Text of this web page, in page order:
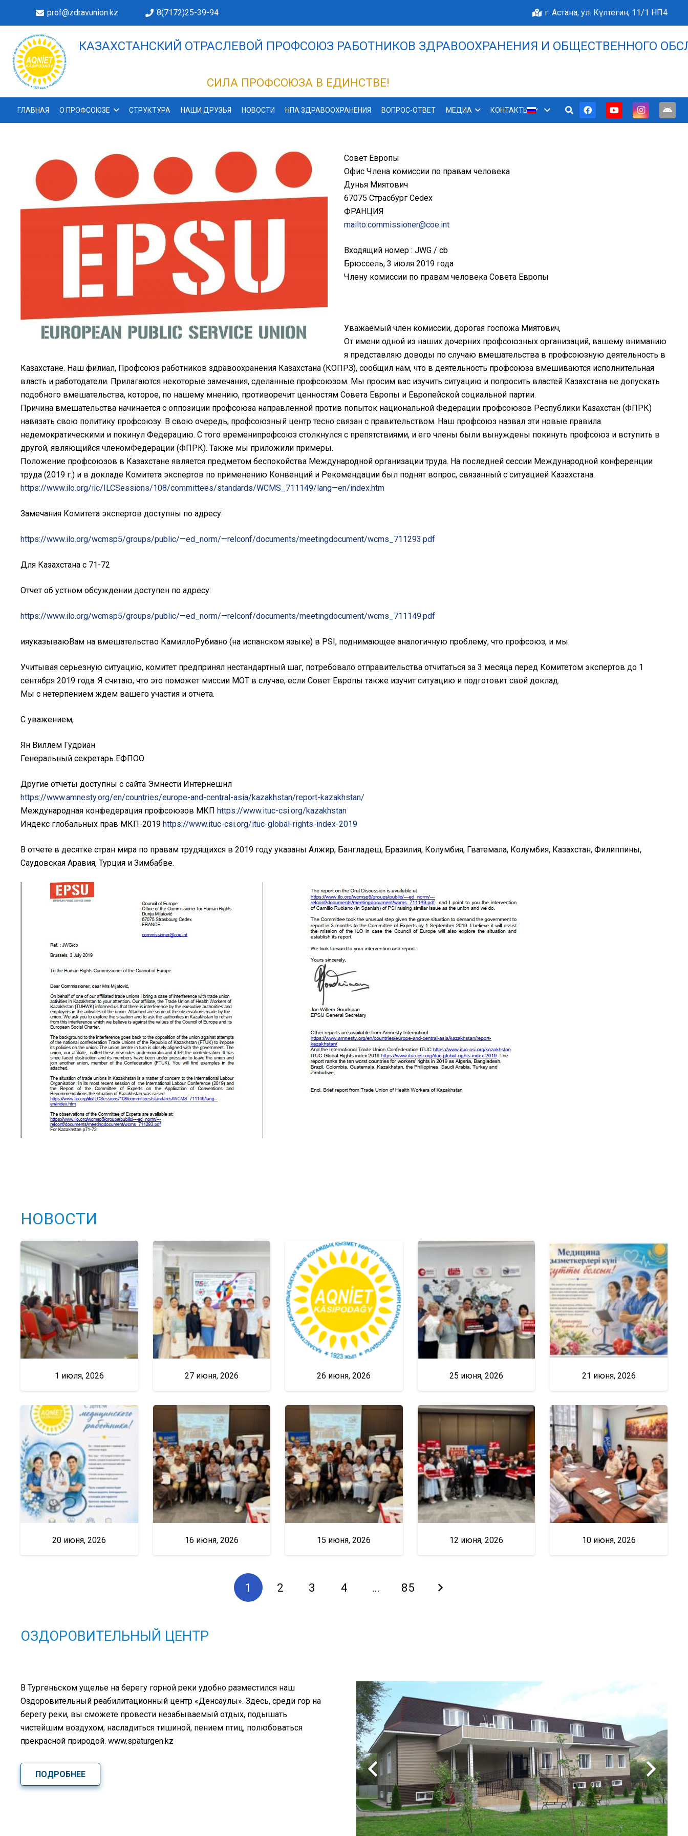
prof@zdravunion.kz 8(7172)25-39-94 г. Астана, ул. Күлтегин, 11/1 НП4
КАЗАХСТАНСКИЙ ОТРАСЛЕВОЙ ПРОФСОЮЗ РАБОТНИКОВ ЗДРАВООХРАНЕНИЯ И ОБЩЕСТВЕННОГО
СИЛА ПРОФСОЮЗА В ЕДИНСТВЕ!
ГЛАВНАЯ О ПРОФСОЮЗЕ СТРУКТУРА НАШИ ДРУЗЬЯ НОВОСТИ НПА ЗДРАВООХРАНЕНИЯ ВОПРОС-ОТВЕТ МЕДИА КОНТАКТЫ
Совет Европы
Офис Члена комиссии по правам человека
Дунья Миятович
67075 Страсбург Cedex
ФРАНЦИЯ
mailto:commissioner@coe.int
Входящий номер : JWG / cb
Брюссель, 3 июля 2019 года
Члену комиссии по правам человека Совета Европы
Уважаемый член комиссии, дорогая госпожа Миятович,
От имени одной из наших дочерних профсоюзных организаций, вашему вниманию
я представляю доводы по случаю вмешательства в профсоюзную деятельность в
Казахстане. Наш филиал, Профсоюз работников здравоохранения Казахстана (КОПРЗ), сообщил нам, что в деятельность профсоюза вмешиваются исполнительная
власть и работодатели. Прилагаются некоторые замечания, сделанные профсоюзом. Мы просим вас изучить ситуацию и попросить властей Казахстана не допускать
подобного вмешательства, которое, по нашему мнению, противоречит ценностям Совета Европы и Европейской социальной партии.
Причина вмешательства начинается с оппозиции профсоюза направленной против попыток национальной Федерации профсоюзов Республики Казахстан (ФПРК)
навязать свою политику профсоюзу. В свою очередь, профсоюзный центр тесно связан с правительством. Наш профсоюз назвал эти новые правила
недемократическими и покинул Федерацию. С того временипрофсоюз столкнулся с препятствиями, и его члены были вынуждены покинуть профсоюз и вступить в
другой, являющийся членомФедерации (ФПРК). Также мы приложили примеры.
Положение профсоюзов в Казахстане является предметом беспокойства Международной организации труда. На последней сессии Международной конференции
труда (2019 г.) и в докладе Комитета экспертов по применению Конвенций и Рекомендации был поднят вопрос, связанный с ситуацией Казахстана.
https://www.ilo.org/ilc/ILCSessions/108/committees/standards/WCMS_711149/lang—en/index.htm
Замечания Комитета экспертов доступны по адресу:
https://www.ilo.org/wcmsp5/groups/public/—ed_norm/—relconf/documents/meetingdocument/wcms_711293.pdf
Для Казахстана с 71-72
Отчет об устном обсуждении доступен по адресу:
https://www.ilo.org/wcmsp5/groups/public/—ed_norm/—relconf/documents/meetingdocument/wcms_711149.pdf
ияуказываюВам на вмешательство КамиллоРубиано (на испанском языке) в PSI, поднимающее аналогичную проблему, что профсоюз, и мы.
Учитывая серьезную ситуацию, комитет предпринял нестандартный шаг, потребовало отправительства отчитаться за 3 месяца перед Комитетом экспертов до 1
сентября 2019 года. Я считаю, что это поможет миссии МОТ в случае, если Совет Европы также изучит ситуацию и подготовит свой доклад.
Мы с нетерпением ждем вашего участия и отчета.
С уважением,
Ян Виллем Гудриан
Генеральный секретарь ЕФПОО
Другие отчеты доступны с сайта Эмнести Интернешнл
https://www.amnesty.org/en/countries/europe-and-central-asia/kazakhstan/report-kazakhstan/
Международная конфедерация профсоюзов МКП https://www.ituc-csi.org/kazakhstan
Индекс глобальных прав МКП-2019 https://www.ituc-csi.org/ituc-global-rights-index-2019
В отчете в десятке стран мира по правам трудящихся в 2019 году указаны Алжир, Бангладеш, Бразилия, Колумбия, Гватемала, Колумбия, Казахстан, Филиппины,
Саудовская Аравия, Турция и Зимбабве.
НОВОСТИ
1 июля, 2026 27 июня, 2026 26 июня, 2026 25 июня, 2026 21 июня, 2026
20 июня, 2026 16 июня, 2026 15 июня, 2026 12 июня, 2026 10 июня, 2026
1 2 3 4 … 85
ОЗДОРОВИТЕЛЬНЫЙ ЦЕНТР
В Тургеньском ущелье на берегу горной реки удобно разместился наш
Оздоровительный реабилитационный центр «Денсаулық». Здесь, среди гор на
берегу реки, вы сможете провести незабываемый отдых, подышать
чистейшим воздухом, насладиться тишиной, пением птиц, полюбоваться
прекрасной природой. www.spaturgen.kz
ПОДРОБНЕЕ